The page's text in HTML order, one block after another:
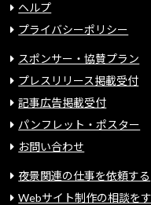
ヘルプ
プライバシーポリシー
スポンサー・協賛プラン
プレスリリース掲載受付
記事広告掲載受付
パンフレット・ポスター
お問い合わせ
夜景関連の仕事を依頼する
Webサイト制作の相談を